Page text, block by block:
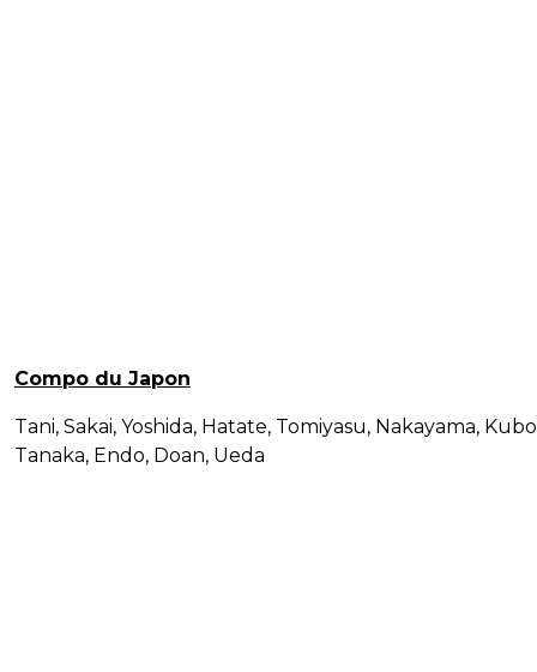
Compo du Japon
Tani, Sakai, Yoshida, Hatate, Tomiyasu, Nakayama,
Tanaka, Endo, Doan, Ueda